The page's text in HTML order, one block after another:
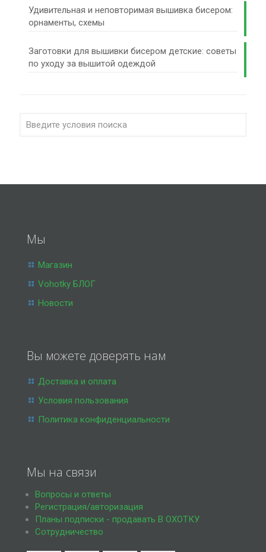
Удивительная и неповторимая вышивка бисером:
орнаменты, схемы
Заготовки для вышивки бисером детские: советы
по уходу за вышитой одеждой
Мы
Магазин
Vohotky БЛОГ
Новости
Вы можете доверять нам
Доставка и оплата
Условия пользования
Политика конфиденциальности
Мы на связи
Вопросы и ответы
Регистрация/авторизация
Планы подписки - продавать В ОХОТКУ
Сотрудничество